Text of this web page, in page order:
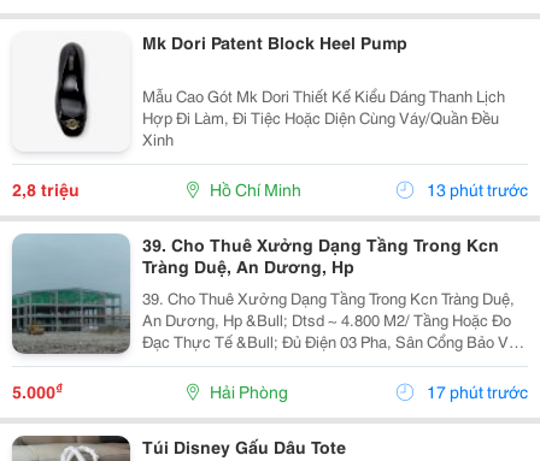
Mk Dori Patent Block Heel Pump
Mẫu Cao Gót Mk Dori Thiết Kế Kiểu Dáng Thanh Lịch
Hợp Đi Làm, Đi Tiệc Hoặc Diện Cùng Váy/Quần Đều
Xinh
2,8 triệu Hồ Chí Minh 13 phút trước
39. Cho Thuê Xưởng Dạng Tầng Trong Kcn
Tràng Duệ, An Dương, Hp
39. Cho Thuê Xưởng Dạng Tầng Trong Kcn Tràng Duệ,
An Dương, Hp &Bull; Dtsd ~ 4.800 M2/ Tầng Hoặc Đo
Đạc Thực Tế &Bull; Đủ Điện 03 Pha, Sân Cổng Bảo Vệ,
Pccc Tự Động, Mới 100% &Bull; Giá Chào Thuê 5.25
Usd/ M2/ Tháng
5.000₫ Hải Phòng 17 phút trước
Túi Disney Gấu Dâu Tote